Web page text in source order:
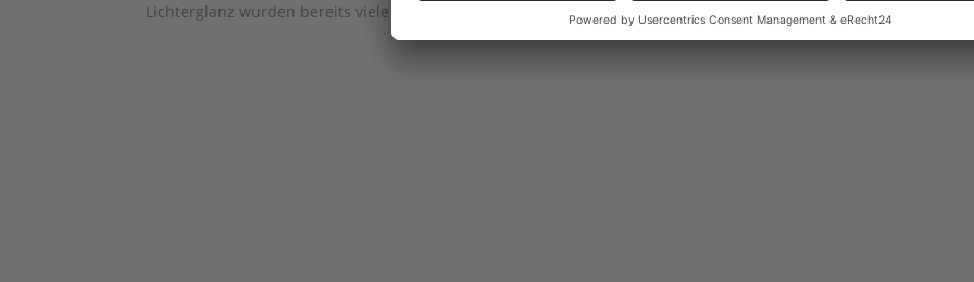
Lichterglanz wurden bereits viele weihnachtliche Momente...